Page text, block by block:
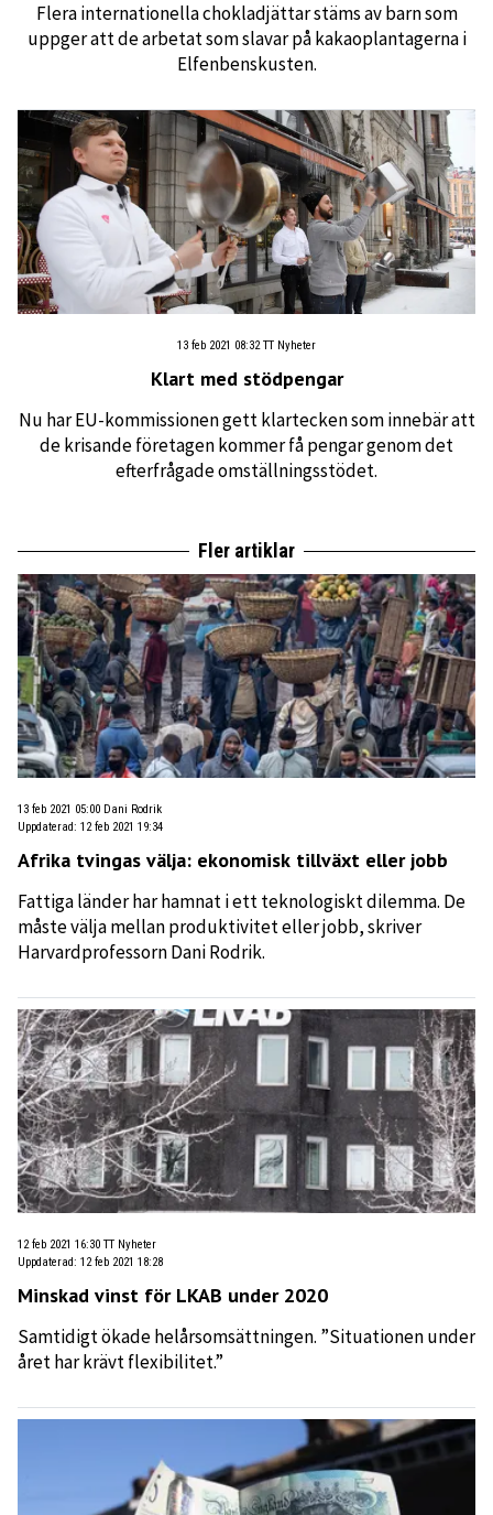
Flera internationella chokladjättar stäms av barn som
uppger att de arbetat som slavar på kakaoplantagerna i
Elfenbenskusten.
13 feb 2021 08:32 TT Nyheter
Klart med stödpengar
Nu har EU-kommissionen gett klartecken som innebär att
de krisande företagen kommer få pengar genom det
efterfrågade omställningsstödet.
Fler artiklar
13 feb 2021 05:00 Dani Rodrik
Uppdaterad: 12 feb 2021 19:34
Afrika tvingas välja: ekonomisk tillväxt eller jobb
Fattiga länder har hamnat i ett teknologiskt dilemma. De
måste välja mellan produktivitet eller jobb, skriver
Harvardprofessorn Dani Rodrik.
12 feb 2021 16:30 TT Nyheter
Uppdaterad: 12 feb 2021 18:28
Minskad vinst för LKAB under 2020
Samtidigt ökade helårsomsättningen. ”Situationen under
året har krävt flexibilitet.”